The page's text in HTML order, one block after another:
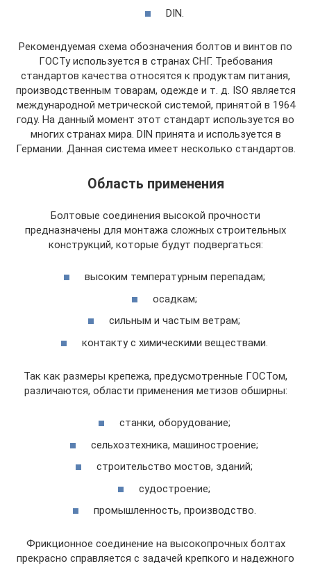
DIN.
Рекомендуемая схема обозначения болтов и винтов по
ГОСТу используется в странах СНГ. Требования
стандартов качества относятся к продуктам питания,
производственным товарам, одежде и т. д. ISO является
международной метрической системой, принятой в 1964
году. На данный момент этот стандарт используется во
многих странах мира. DIN принята и используется в
Германии. Данная система имеет несколько стандартов.
Область применения
Болтовые соединения высокой прочности
предназначены для монтажа сложных строительных
конструкций, которые будут подвергаться:
высоким температурным перепадам;
осадкам;
сильным и частым ветрам;
контакту с химическими веществами.
Так как размеры крепежа, предусмотренные ГОСТом,
различаются, области применения метизов обширны:
станки, оборудование;
сельхозтехника, машиностроение;
строительство мостов, зданий;
судостроение;
промышленность, производство.
Фрикционное соединение на высокопрочных болтах
прекрасно справляется с задачей крепкого и надежного